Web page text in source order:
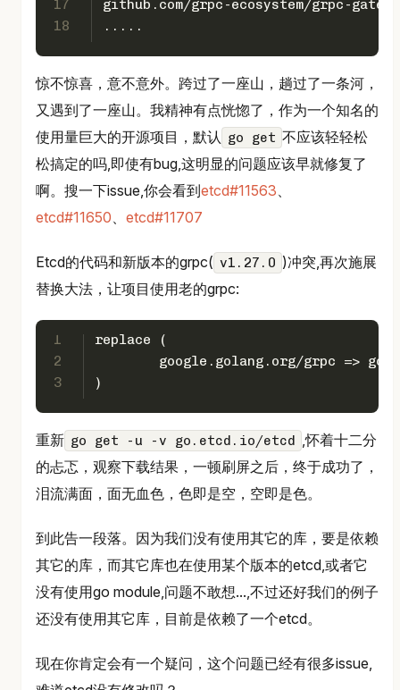
17
18
github.com/grpc-ecosystem/grpc-
.....
惊不惊喜，意不意外。跨过了一座山，趟过了一条河，
又遇到了一座山。我精神有点恍惚了，作为一个知名的
使用量巨大的开源项目，默认 go get 不应该轻轻松
松搞定的吗,即使有bug,这明显的问题应该早就修复了
啊。搜一下issue,你会看到etcd#11563、
etcd#11650、 etcd#11707
Etcd的代码和新版本的grpc( v1.27.0 )冲突,再次施展
替换大法，让项目使用老的grpc:
1
2
3
replace (
google.golang.org/grpc =>
)
重新 go get -u -v go.etcd.io/etcd ,怀着十二分
的忐忑，观察下载结果，一顿刷屏之后，终于成功了，
泪流满面，面无血色，色即是空，空即是色。
到此告一段落。因为我们没有使用其它的库，要是依赖
其它的库，而其它库也在使用某个版本的etcd,或者它
没有使用go module,问题不敢想...,不过还好我们的例子
还没有使用其它库，目前是依赖了一个etcd。
现在你肯定会有一个疑问，这个问题已经有很多issue,